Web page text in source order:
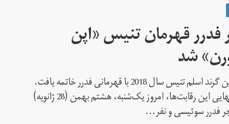
فدرر قهرمان تنیس «اپن
شد
نخستین گرند اسلم تنیس سال 2018 با قهرمانی فدرر خاتمه یافت.
دیدار نهایی این رقابت‌ها، امروز یک‌شنبه، هشتم بهمن (28 ژانویه)
فدرر سوئیسی و نفر...